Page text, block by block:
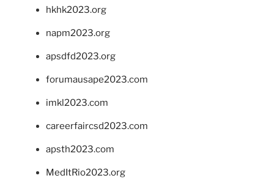
hkhk2023.org
napm2023.org
apsdfd2023.org
forumausape2023.com
imkl2023.com
careerfaircsd2023.com
apsth2023.com
MedItRio2023.org